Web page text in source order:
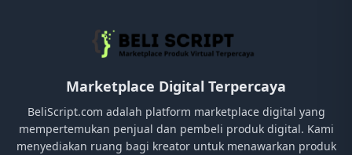
Marketplace Digital Terpercaya
BeliScript.com adalah platform marketplace digital yang
mempertemukan penjual dan pembeli produk digital. Kami
menyediakan ruang bagi kreator untuk menawarkan produk